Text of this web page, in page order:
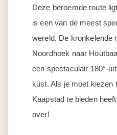
Deze beroemde route
is een van de meest
wereld. De kronkelende
Noordhoek naar
een spectaculair 180°-
kust. Als je moet kiezen
Kaapstad te bieden
over!